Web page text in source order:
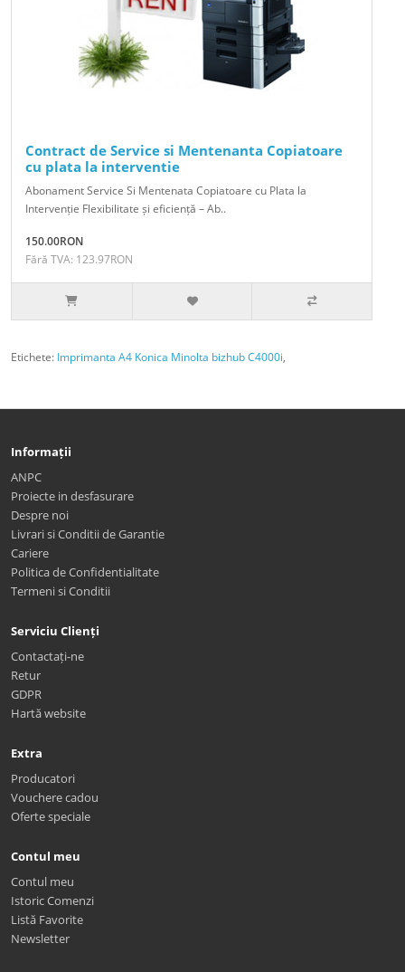
Contract de Service si Mentenanta Copiatoare
cu plata la interventie
Abonament Service Si Mentenata Copiatoare cu Plata la
Intervenție Flexibilitate și eficiență – Ab..
150.00RON
Fără TVA: 123.97RON
Etichete: Imprimanta A4 Konica Minolta bizhub C4000i,
Informații
ANPC
Proiecte in desfasurare
Despre noi
Livrari si Conditii de Garantie
Cariere
Politica de Confidentialitate
Termeni si Conditii
Serviciu Clienți
Contactați-ne
Retur
GDPR
Hartă website
Extra
Producatori
Vouchere cadou
Oferte speciale
Contul meu
Contul meu
Istoric Comenzi
Listă Favorite
Newsletter